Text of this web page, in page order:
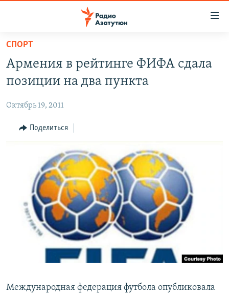
Перейти
основному
содержанию
навигации
НОВОСТИ
ОБЩЕСТВО
ЭКОНОМИКА
НАГОРНЫЙ КАРАБАХ
КУЛЬТУРА
СПОРТ
АРХИВ
Հայերեն
Русский
СПОРТ
Армения в рейтинге ФИФА сдала
позиции на два пункта
Октябрь 19, 2011
Поделиться
Международная федерация футбола опубликовала